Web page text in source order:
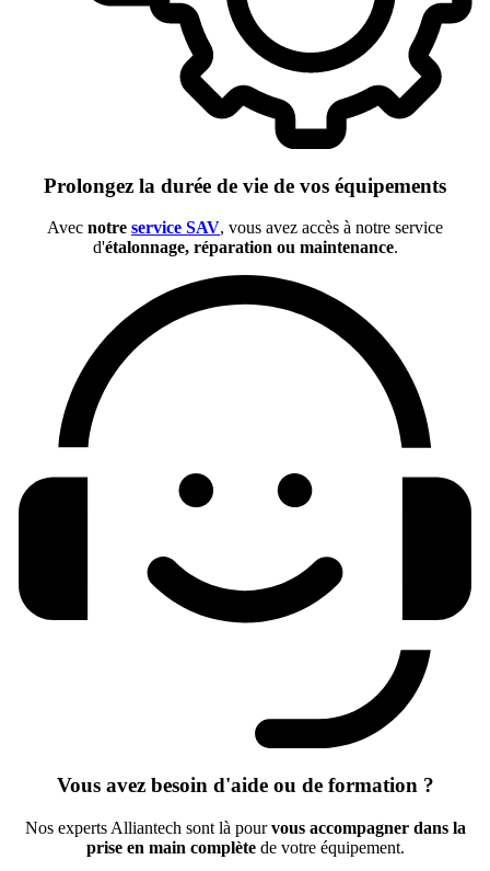
Prolongez la durée de vie de vos équipements
Avec notre service SAV, vous avez accès à notre service
d'étalonnage, réparation ou maintenance.
Vous avez besoin d'aide ou de formation ?
Nos experts Alliantech sont là pourvous accompagner dans la
prise en main complètede votre équipement.